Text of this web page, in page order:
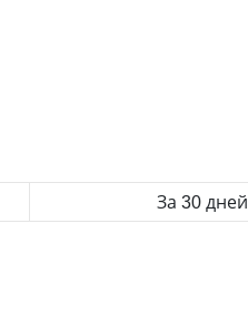
За 30 дней